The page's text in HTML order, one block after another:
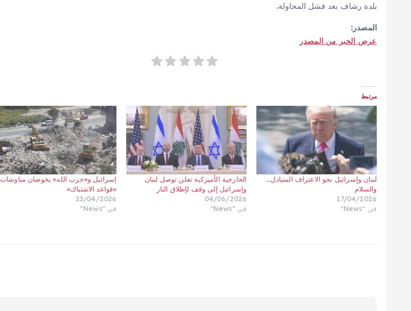
بلدة رشاف بعد فشل المحاولة.
المصدر:
عرض الخبر من المصدر
مرتبط
لبنان وإسرائيل نحو الاعتراف المتبادل…
والسلام
17/04/2026
في "News"
الخارجية الأميركية تعلن توصل لبنان
وإسرائيل إلى وقف لإطلاق النار
04/06/2026
في "News"
إسرائيل و«حزب الله» يخوضان مناوشات
«قواعد الاشتباك»
23/04/2026
في "News"